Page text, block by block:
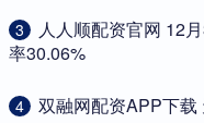
3
人人顺配资官网 12
率30.06%
4 双融网配资APP下载